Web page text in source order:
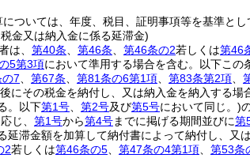
ついては、年度、税目、証明事項等を基準とし
金又は納入金に係る延滞金)
は、 第40条 第46条 第46条の2若しくは第46
5第3項において準用する場合を含む。以下この
7 第67条 第81条の6第1項 第83条第2項
にその税金を納付し、又は納入金を納入する
。以下第1号 第2号及び第5号において同じ。)
じ、 第1号から第4号までに掲げる期間並びに第
延滞金額を加算して納付書によって納付し、又
2若しくは第46条の5 第47条の4第1項 第53条